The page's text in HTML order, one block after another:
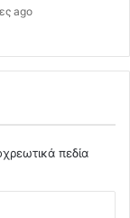
ago
πεδία